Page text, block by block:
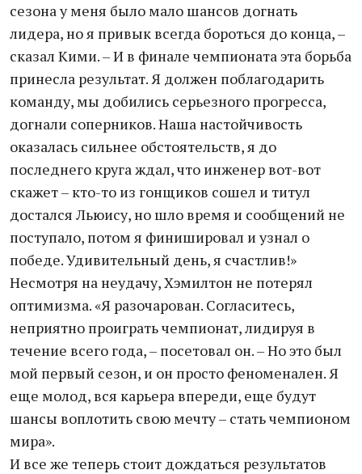
сезона у меня было мало шансов догнать
лидера, но я привык всегда бороться до конца, –
сказал Кими. – И в финале чемпионата эта борьба
принесла результат. Я должен поблагодарить
команду, мы добились серьезного прогресса,
догнали соперников. Наша настойчивость
оказалась сильнее обстоятельств, я до
последнего круга ждал, что инженер вот-вот
скажет – кто-то из гонщиков сошел и титул
достался Льюису, но шло время и сообщений не
поступало, потом я финишировал и узнал о
победе. Удивительный день, я счастлив!»
Несмотря на неудачу, Хэмилтон не потерял
оптимизма. «Я разочарован. Согласитесь,
неприятно проиграть чемпионат, лидируя в
течение всего года, – посетовал он. – Но это был
мой первый сезон, и он просто феноменален. Я
еще молод, вся карьера впереди, еще будут
шансы воплотить свою мечту – стать чемпионом
мира».
И все же теперь стоит дождаться результатов